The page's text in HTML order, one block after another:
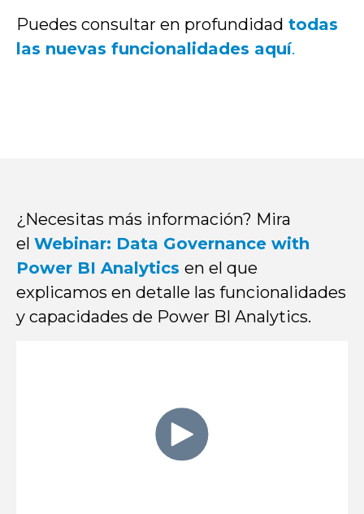
Puedes consultar en profundidad todas
las nuevas funcionalidades aquí.
¿Necesitas más información? Mira
el Webinar: Data Governance with
Power BI Analytics en el que
explicamos en detalle las funcionalidades
y capacidades de Power BI Analytics.